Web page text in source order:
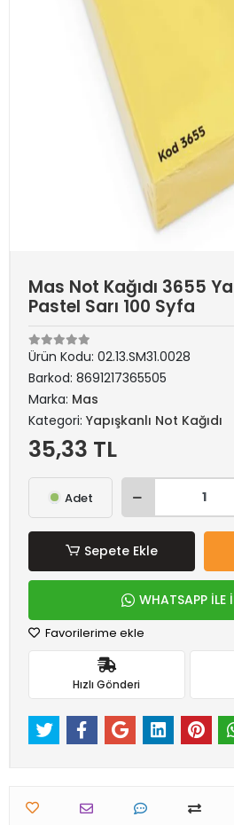
Mas Not Kağıdı 3655
Pastel Sarı 100 Syfa
Ürün Kodu: 02.13.SM31.0028
Barkod: 8691217365505
Marka: Mas
Kategori: Yapışkanlı Not Kağıdı
35,33 TL
Adet
Sepete Ekle
WHATSAPP İLE
Favorilerime ekle
Hızlı Gönderi